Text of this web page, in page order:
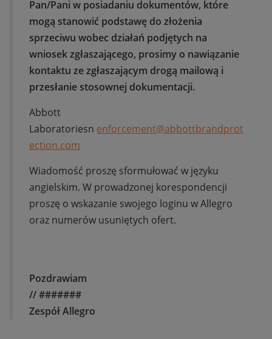
Pan/Pani w posiadaniu dokumentów, które
mogą stanowić podstawę do złożenia
sprzeciwu wobec działań podjętych na
wniosek zgłaszającego, prosimy o nawiązanie
kontaktu ze zgłaszającym drogą mailową i
przesłanie stosownej dokumentacji.
Abbott
Laboratoriesn enforcement@abbottbrandprot
ection.com
Wiadomość proszę sformułować w języku
angielskim. W prowadzonej korespondencji
proszę o wskazanie swojego loginu w Allegro
oraz numerów usuniętych ofert.
Pozdrawiam
//#######
Zespół Allegro